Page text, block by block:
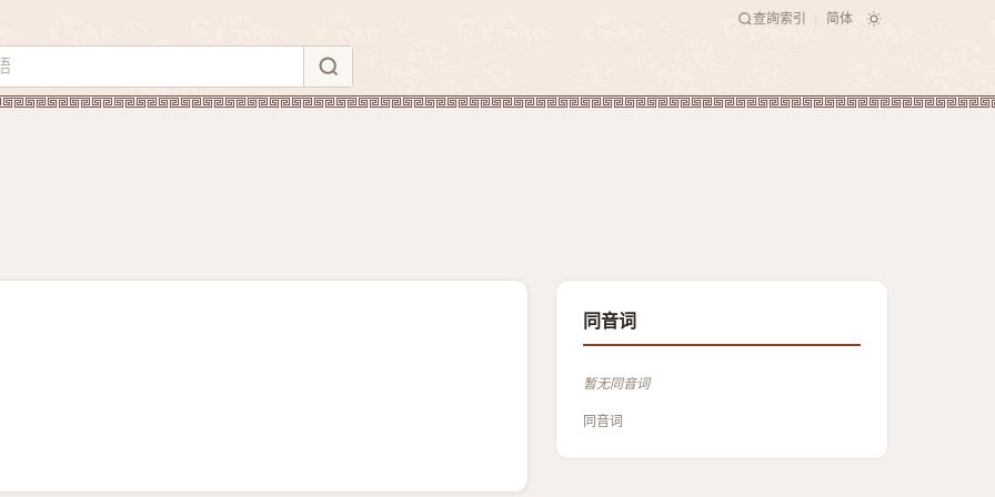
查詢索引 简体
同音词
暂无同音词
同音词